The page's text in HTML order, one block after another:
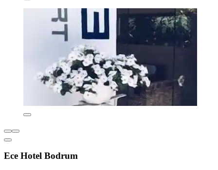
Ece Hotel Bodrum